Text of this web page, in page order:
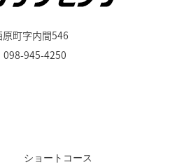
町字内間546
098-945-4250
ショートコース